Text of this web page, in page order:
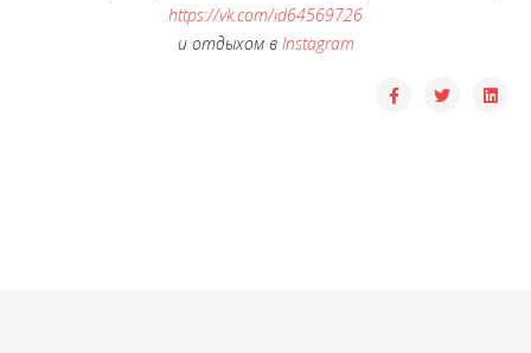
https://vk.com/id64569726
и отдыхом в Instagram